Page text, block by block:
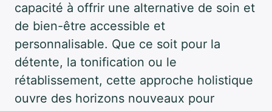
capacité à offrir une alternative de soin et
de bien-être accessible et
personnalisable. Que ce soit pour la
détente, la tonification ou le
rétablissement, cette approche holistique
ouvre des horizons nouveaux pour